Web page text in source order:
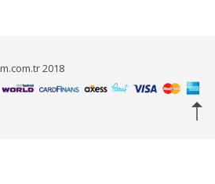
2018